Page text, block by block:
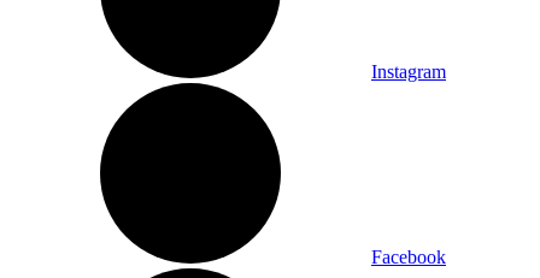
Instagram
Facebook